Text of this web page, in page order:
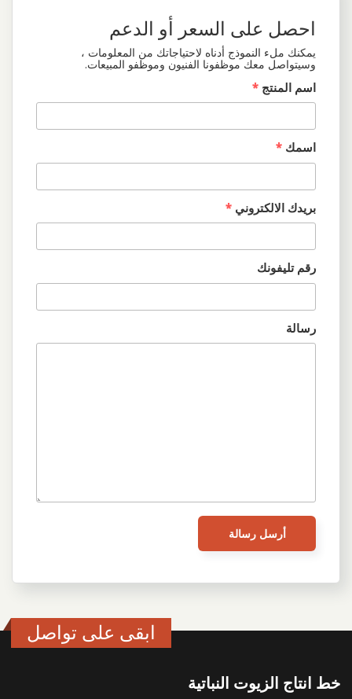
احصل على السعر أو الدعم
يمكنك ملء النموذج أدناه لاحتياجاتك من المعلومات ،
وسيتواصل معك موظفونا الفنيون وموظفو المبيعات.
اسم المنتج *
اسمك *
بريدك الالكتروني *
رقم تليفونك
رسالة
ابقى على تواصل
خط انتاج الزيوت النباتية